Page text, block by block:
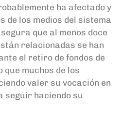
ha afectado y
de los medios del sistema
que al menos doce
relacionadas se han
el retiro de fondos de
que muchos de los
valer su vocación en
seguir haciendo su